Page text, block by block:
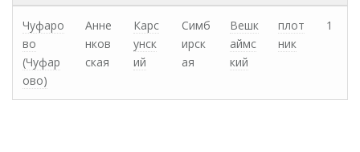
Чуфаро
во
(Чуфар
ово)
Анне
нков
ская
Карс
унск
ий
Симб
ирск
ая
Вешк
аймс
кий
плот
ник
1